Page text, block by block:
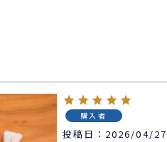
購入者
投稿日 2026/04/27